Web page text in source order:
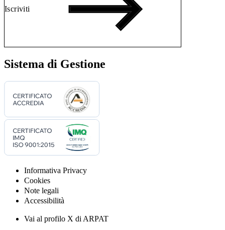
Iscriviti
Sistema di Gestione
Informativa Privacy
Cookies
Note legali
Accessibilità
Vai al profilo X di ARPAT